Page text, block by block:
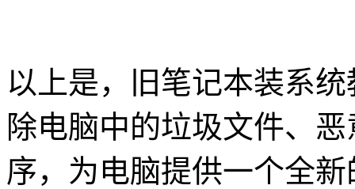
以上是，旧笔记本装系
除电脑中的垃圾文件、
序，为电脑提供一个全